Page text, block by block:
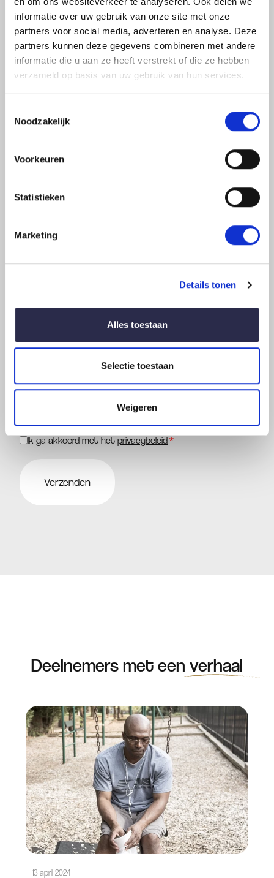
informatie over uw gebruik van onze site met onze
partners voor social media, adverteren en analyse. Deze
partners kunnen deze gegevens combineren met andere
informatie die u aan ze heeft verstrekt of die ze hebben
verzameld op basis van uw gebruik van hun services.
Noodzakelijk
Voorkeuren
Statistieken
Marketing
Details tonen
Alles toestaan
Selectie toestaan
Weigeren
Achternaam
*
Telefoonnummer
*
Voeg werktekening toe
Toegestane bestandstypen: pdf, doc, docx, jpg, jpeg, png, webp,
Instemming
Ik ga akkoord met hetprivacybeleid*
Deelnemers met een verhaal
13 april 2024